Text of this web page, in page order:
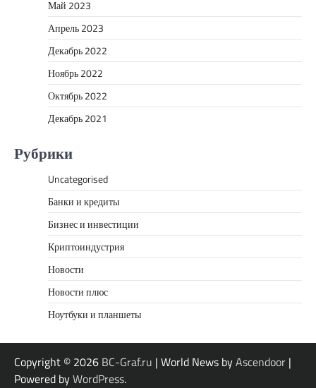
Май 2023
Апрель 2023
Декабрь 2022
Ноябрь 2022
Октябрь 2022
Декабрь 2021
Рубрики
Uncategorised
Банки и кредиты
Бизнес и инвестиции
Криптоиндустрия
Новости
Новости плюс
Ноутбуки и планшеты
Copyright © 2026 BC-Graf.ru | World News byAscendoor |
Powered byWordPress.